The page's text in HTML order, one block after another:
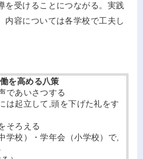
を受けることにつながる。実践
内容については各学校で工夫し
を高める八策
あいさつする
起立して,頭を下げた礼をす
そろえる
校）・学年会（小学校）で,